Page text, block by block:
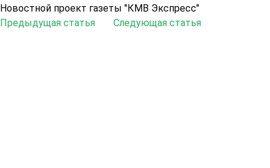
Новостной проект газеты "КМВ Экспресс"
Предыдущая статья
Следующая статья